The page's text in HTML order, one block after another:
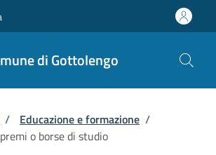
di Gottolengo
pane
/ Educazione e formazione /
o borse di studio